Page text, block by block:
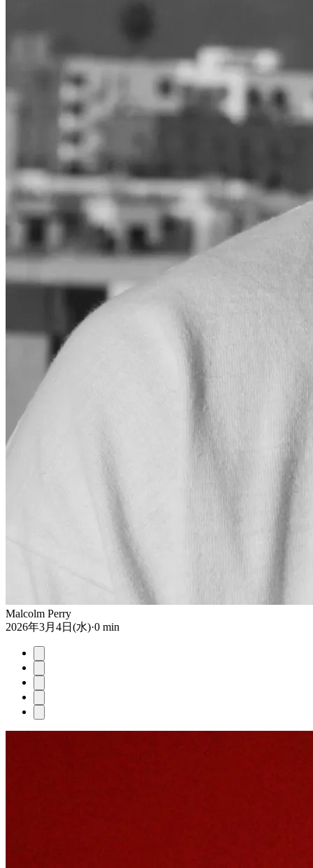
Malcolm Perry
2026年3月4日(水)·0 min